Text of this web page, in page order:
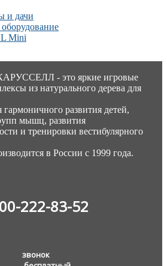
и дачи
Mini
- это яркие игровые
из натурального дерева для
развития детей,
мышц, развития
и тренировки вестибулярного
в России с 1999 года.
222-83-52